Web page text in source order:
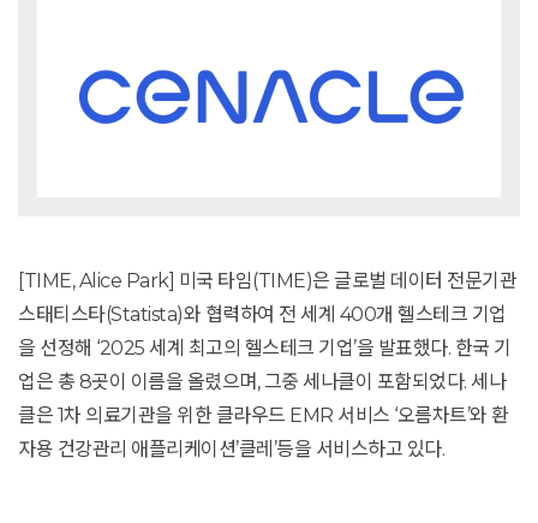
[TIME, Alice Park] 미국 타임(TIME)은 글로벌 데이터 전문기관
스태티스타(Statista)와 협력하여 전 세계 400개 헬스테크 기업
을 선정해 ‘2025 세계 최고의 헬스테크 기업’을 발표했다. 한국 기
업은 총 8곳이 이름을 올렸으며, 그중 세나클이 포함되었다. 세나
클은 1차 의료기관을 위한 클라우드 EMR 서비스 ‘오름차트’와 환
자용 건강관리 애플리케이션’클레’등을 서비스하고 있다.